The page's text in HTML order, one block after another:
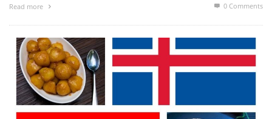
Read more 0 Comments